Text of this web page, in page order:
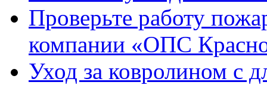
Проверьте работу
компании «ОПС
Уход за ковролином с